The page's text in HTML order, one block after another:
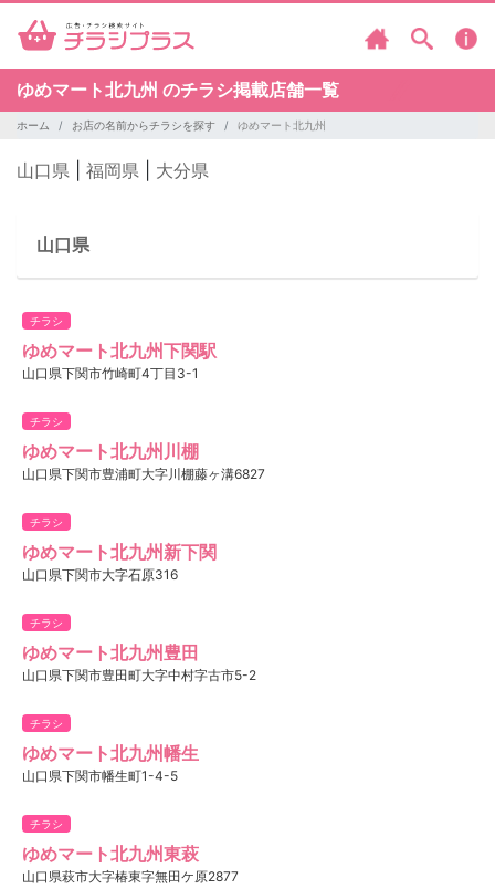
ゆめマート北九州 のチラシ掲載店舗一覧
ホーム お店の名前からチラシを探す ゆめマート北九州
山口県 福岡県 大分県
山口県
チラシ
ゆめマート北九州下関駅
山口県下関市竹崎町4丁目3-1
チラシ
ゆめマート北九州川棚
山口県下関市豊浦町大字川棚藤ヶ溝6827
チラシ
ゆめマート北九州新下関
山口県下関市大字石原316
チラシ
ゆめマート北九州豊田
山口県下関市豊田町大字中村字古市5-2
チラシ
ゆめマート北九州幡生
山口県下関市幡生町1-4-5
チラシ
ゆめマート北九州東萩
山口県萩市大字椿東字無田ケ原2877